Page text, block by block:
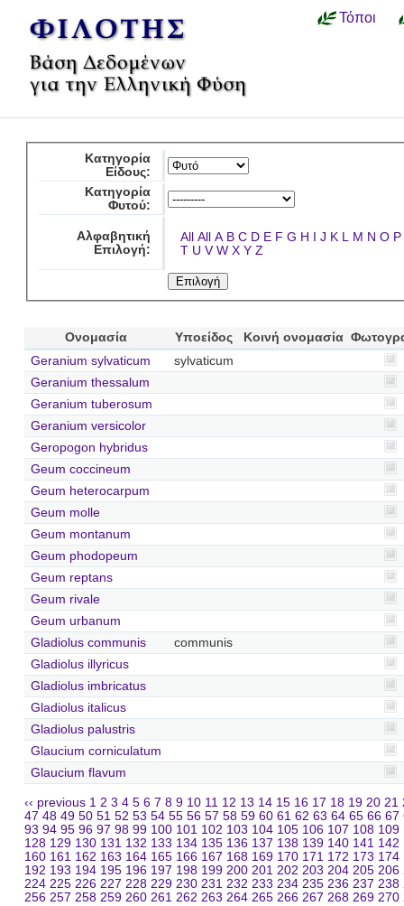
Τόποι
Κατηγορία
Είδους:
Κατηγορία
Φυτού:
Αλφαβητική
Επιλογή:
All All A B C D E F G H I J K L M N O P
T U V W X Y Z
Ονομασία Υποείδος Κοινή ονομασία
Geranium sylvaticum
sylvaticum
Geranium thessalum
Geranium tuberosum
Geranium versicolor
Geropogon hybridus
Geum coccineum
Geum heterocarpum
Geum molle
Geum montanum
Geum phodopeum
Geum reptans
Geum rivale
Geum urbanum
Gladiolus communis
communis
Gladiolus illyricus
Gladiolus imbricatus
Gladiolus italicus
Gladiolus palustris
Glaucium corniculatum
Glaucium flavum
‹‹ previous 1 2 3 4 5 6 7 8 9 10 11 12 13 14 15 16 17 18 19 20 21
47 48 49 50 51 52 53 54 55 56 57 58 59 60 61 62 63 64 65 66 67
93 94 95 96 97 98 99 100 101 102 103 104 105 106 107 108 109
128 129 130 131 132 133 134 135 136 137 138 139 140 141 142
160 161 162 163 164 165 166 167 168 169 170 171 172 173 174
192 193 194 195 196 197 198 199 200 201 202 203 204 205 206
224 225 226 227 228 229 230 231 232 233 234 235 236 237 238
256 257 258 259 260 261 262 263 264 265 266 267 268 269 270